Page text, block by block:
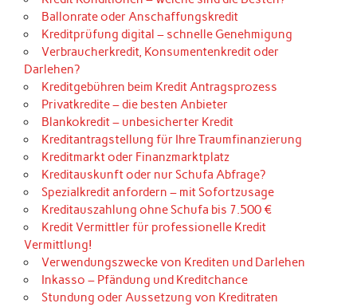
Ballonrate oder Anschaffungskredit
Kreditprüfung digital – schnelle Genehmigung
Verbraucherkredit, Konsumentenkredit oder
Darlehen?
Kreditgebühren beim Kredit Antragsprozess
Privatkredite – die besten Anbieter
Blankokredit – unbesicherter Kredit
Kreditantragstellung für Ihre Traumfinanzierung
Kreditmarkt oder Finanzmarktplatz
Kreditauskunft oder nur Schufa Abfrage?
Spezialkredit anfordern – mit Sofortzusage
Kreditauszahlung ohne Schufa bis 7.500 €
Kredit Vermittler für professionelle Kredit
Vermittlung!
Verwendungszwecke von Krediten und Darlehen
Inkasso – Pfändung und Kreditchance
Stundung oder Aussetzung von Kreditraten